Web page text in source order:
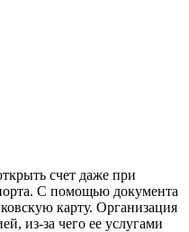
счет даже при
С помощью документа
карту. Организация
из-за чего ее услугами